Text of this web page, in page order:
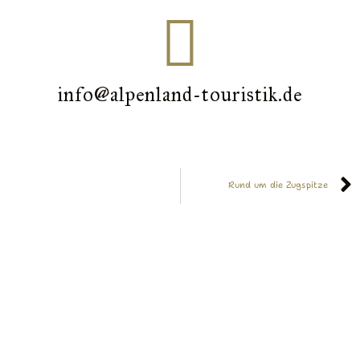
info@alpenland-touristik.de
Rund um die Zugspitze